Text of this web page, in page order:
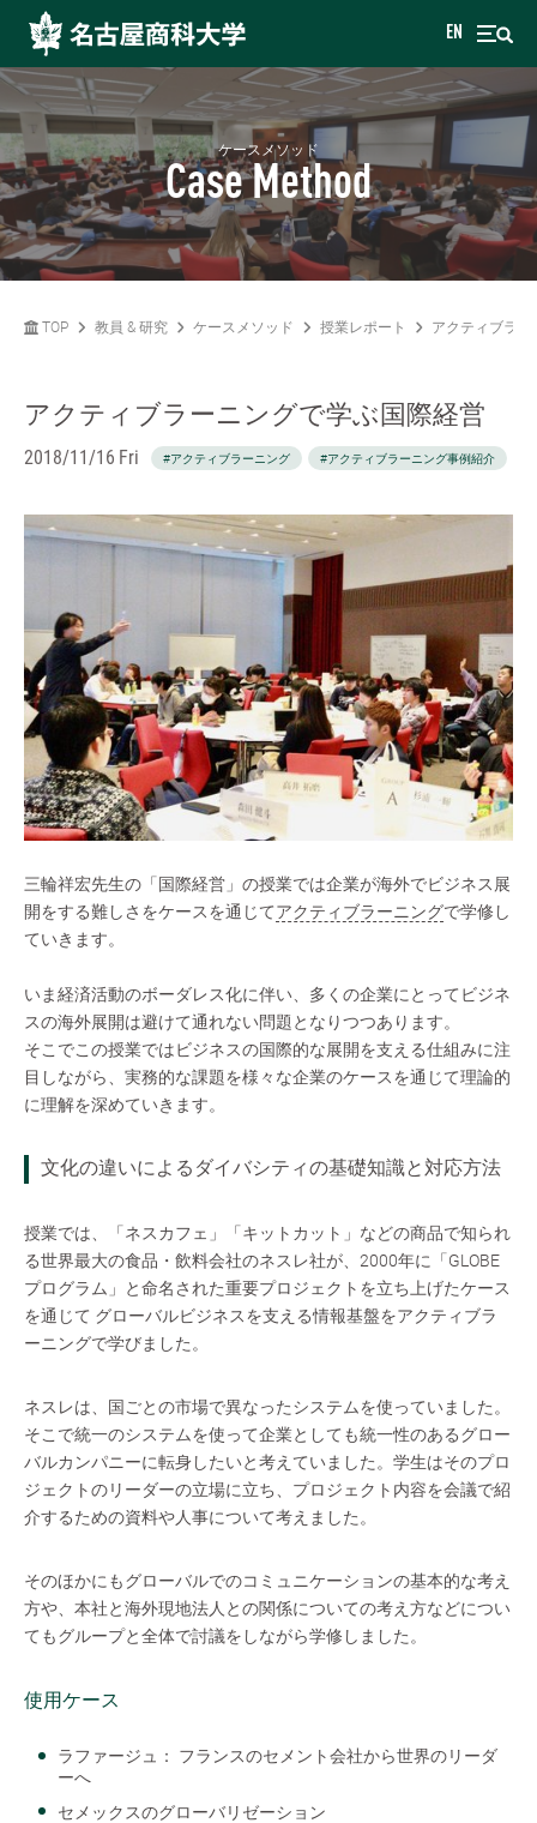
EN
ケースメソッド
Case Method
TOP 教員 & 研究 ケースメソッド 授業レポート アクティブラ
アクティブラーニングで学ぶ国際経営
2018/11/16 Fri #アクティブラーニング #アクティブラーニング事例紹介
三輪祥宏先生の「国際経営」の授業では企業が海外でビジネス展
開をする難しさをケースを通じてアクティブラーニングで学修し
ていきます。
いま経済活動のボーダレス化に伴い、多くの企業にとってビジネ
スの海外展開は避けて通れない問題となりつつあります。
そこでこの授業ではビジネスの国際的な展開を支える仕組みに注
目しながら、実務的な課題を様々な企業のケースを通じて理論的
に理解を深めていきます。
文化の違いによるダイバシティの基礎知識と対応方法
授業では、「ネスカフェ」「キットカット」などの商品で知られ
る世界最大の食品・飲料会社のネスレ社が、2000年に「GLOBE
プログラム」と命名された重要プロジェクトを立ち上げたケース
を通じて グローバルビジネスを支える情報基盤をアクティブラ
ーニングで学びました。
ネスレは、国ごとの市場で異なったシステムを使っていました。
そこで統一のシステムを使って企業としても統一性のあるグロー
バルカンパニーに転身したいと考えていました。学生はそのプロ
ジェクトのリーダーの立場に立ち、プロジェクト内容を会議で紹
介するための資料や人事について考えました。
そのほかにもグローバルでのコミュニケーションの基本的な考え
方や、本社と海外現地法人との関係についての考え方などについ
てもグループと全体で討議をしながら学修しました。
使用ケース
ラファージュ： フランスのセメント会社から世界のリーダ
ーへ
セメックスのグローバリゼーション